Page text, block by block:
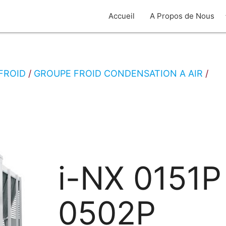
Accueil A Propos de Nous
GROUPE FROID CONDENSATION A AIR
i-NX
0502P